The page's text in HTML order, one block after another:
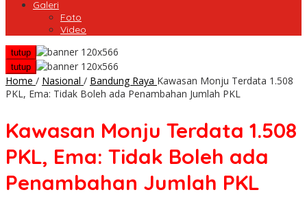
Galeri
Foto
Video
tutup
tutup
Home / Nasional / Bandung Raya Kawasan Monju Terdata 1.508
PKL, Ema: Tidak Boleh ada Penambahan Jumlah PKL
Kawasan Monju Terdata 1.508
PKL, Ema: Tidak Boleh ada
Penambahan Jumlah PKL